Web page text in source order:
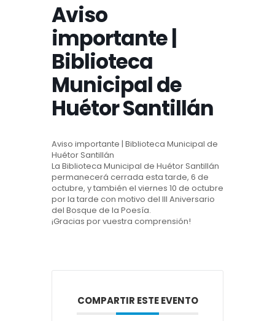
Aviso
importante |
Biblioteca
Municipal de
Huétor Santillán
Aviso importante | Biblioteca Municipal de
Huétor Santillán
La Biblioteca Municipal de Huétor Santillán
permanecerá cerrada esta tarde, 6 de
octubre, y también el viernes 10 de octubre
por la tarde con motivo del III Aniversario
del Bosque de la Poesía.
¡Gracias por vuestra comprensión!
COMPARTIR ESTE EVENTO